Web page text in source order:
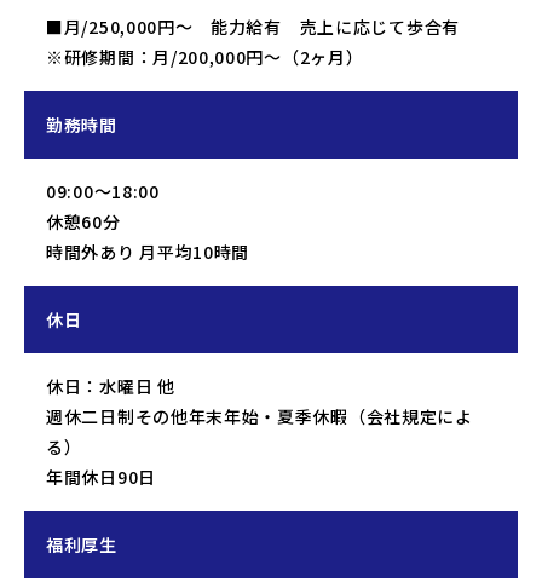
■月/250,000円～ 能力給有 売上に応じて歩合有
※研修期間：月/200,000円～（2ヶ月）
勤務時間
09:00～18:00
休憩60分
時間外あり 月平均10時間
休日
休日：水曜日 他
週休二日制その他年末年始・夏季休暇（会社規定によ
る）
年間休日90日
福利厚生